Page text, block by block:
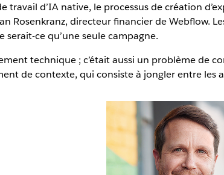
travail d’IA native, le processus de création
Rosenkranz, directeur financier de Webflow.
ce qu’une seule campagne.
technique ; c’était aussi un problème de
de contexte, qui consiste à jongler entre les